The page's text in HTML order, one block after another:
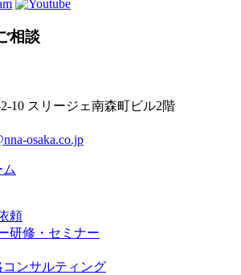
相談
10 スリージェ南森町ビル2階
osaka.co.jp
頼
研修・セミナー
コンサルティング